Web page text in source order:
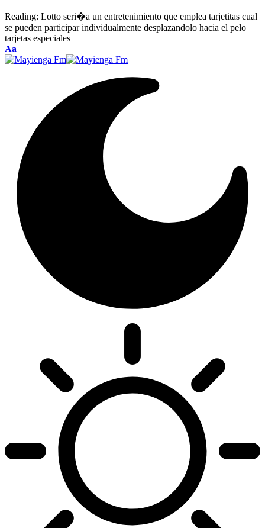
Reading: Lotto seri�a un entretenimiento que emplea tarjetitas cual
se pueden participar individualmente desplazandolo hacia el pelo
tarjetas especiales
Font
Resizer
Aa